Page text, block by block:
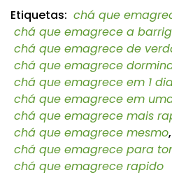
Etiquetas: chá que
chá que emagrece a
chá que emagrece de
chá que emagrece
chá que emagrece em 1
chá que emagrece em
chá que emagrece mais
chá que emagrece mesmo,
chá que emagrece para
chá que emagrece rapido